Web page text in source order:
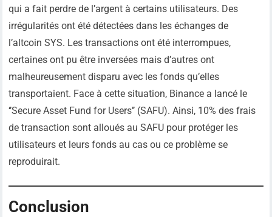
qui a fait perdre de l’argent à certains utilisateurs. Des
irrégularités ont été détectées dans les échanges de
l’altcoin SYS. Les transactions ont été interrompues,
certaines ont pu être inversées mais d’autres ont
malheureusement disparu avec les fonds qu’elles
transportaient. Face à cette situation, Binance a lancé le
‘’Secure Asset Fund for Users’’ (SAFU). Ainsi, 10% des frais
de transaction sont alloués au SAFU pour protéger les
utilisateurs et leurs fonds au cas ou ce problème se
reproduirait.
Conclusion